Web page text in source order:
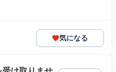
気になる